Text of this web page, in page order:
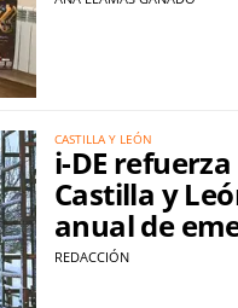
CASTILLA Y LEÓN
i-DE
Castilla y
anual de
REDACCIÓN